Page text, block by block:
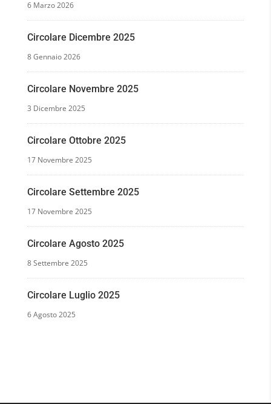
6 Marzo 2026
Circolare Dicembre 2025
8 Gennaio 2026
Circolare Novembre 2025
3 Dicembre 2025
Circolare Ottobre 2025
17 Novembre 2025
Circolare Settembre 2025
17 Novembre 2025
Circolare Agosto 2025
8 Settembre 2025
Circolare Luglio 2025
6 Agosto 2025